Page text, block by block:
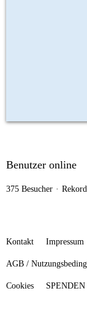
Benutzer online
375 Besucher
Kontakt Impressum
AGB /
Cookies SPENDEN